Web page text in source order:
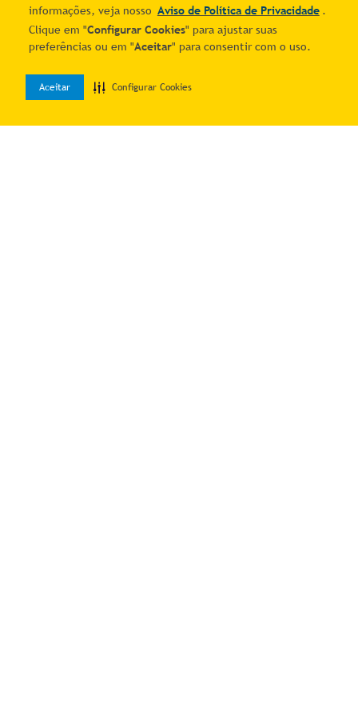
informações, veja nosso Aviso de Política de Privacidade .
Clique em "Configurar Cookies" para ajustar suas
preferências ou em "Aceitar" para consentir com o uso.
Aceitar Configurar Cookies